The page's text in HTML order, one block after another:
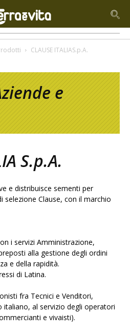
CLAUSE ITALIAS.p.A.
e
S.p.A.
e distribuisce sementi per
Clause, con il marchio
i servizi Amministrazione,
alla gestione degli ordini
e della rapidità.
di Latina.
fra Tecnici e Venditori,
al servizio degli operatori
e vivaisti).